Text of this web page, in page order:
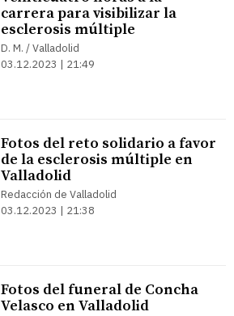
carrera para visibilizar la
esclerosis múltiple
D. M. / Valladolid
03.12.2023 | 21:49
Fotos del reto solidario a favor
de la esclerosis múltiple en
Valladolid
Redacción de Valladolid
03.12.2023 | 21:38
Fotos del funeral de Concha
Velasco en Valladolid